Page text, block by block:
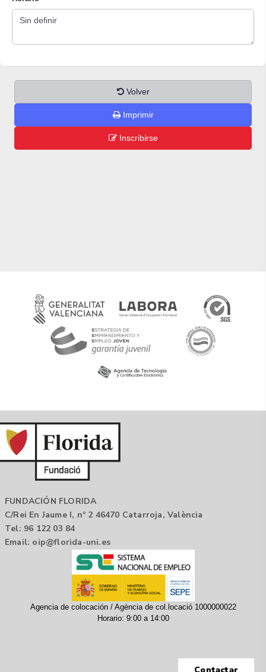
Volver
Imprimir
Inscribirse
FUNDACIÓN FLORIDA
C/Rei En Jaume I, nº 2 46470 Catarroja, València
Tel: 96 122 03 84
Email: oip@florida-uni.es
Agencia de colocación / Agència de col.locació 1000000022
Horario: 9:00 a 14:00